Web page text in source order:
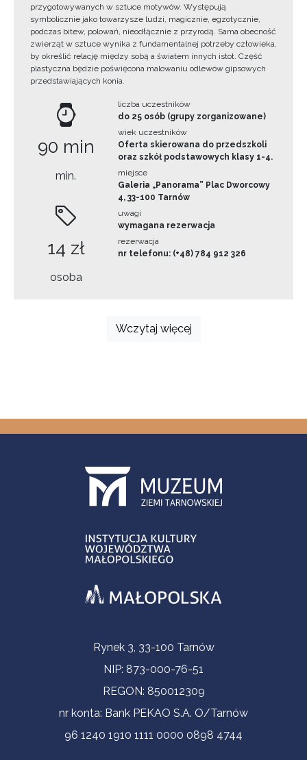
przygotowywanych w sztuce motywów. Występują
symbolicznie jako towarzysze ludzi, magicznie, egzotycznie,
podczas bitew, polowań, nieodłącznie z przyrodą. Sama obecność
zwierząt w sztuce wynika z fundamentalnej potrzeby człowieka,
by określić relację między sobą a światem innych istot. Część
plastyczna będzie poświęcona malowaniu odlewów gipsowych
przedstawiających konia.
90 min
min.
14 zł
osoba
liczba uczestników
do 25 osób (grupy zorganizowane)
wiek uczestników
Oferta skierowana do przedszkoli
oraz szkół podstawowych klasy 1-4.
miejsce
Galeria „Panorama” Plac Dworcowy
4, 33-100 Tarnów
uwagi
wymagana rezerwacja
rezerwacja
nr telefonu: (+48) 784 912 326
Wczytaj więcej
Informacje kontaktoweRynek 3, 33-100 Tarnów
NIP: 873-000-76-51
REGON: 850012309
nr konta: Bank PEKAO S.A. O/Tarnów
96 1240 1910 1111 0000 0898 4744